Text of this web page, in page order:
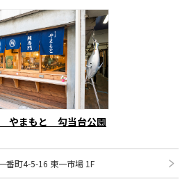
やまもと 勾当台公園
番町4-5-16 東一市場 1F